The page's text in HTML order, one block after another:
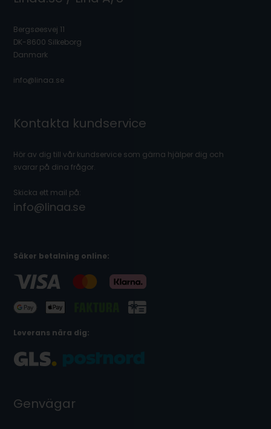
Bergsøesvej 11
DK-8600 Silkeborg
Danmark
info@linaa.se
Kontakta kundservice
Hör av dig till vår kundservice som gärna hjälper dig och
svarar på dina frågor.
Skicka ett mail på:
info@linaa.se
Säker betalning online:
Leverans nära dig:
Genvägar